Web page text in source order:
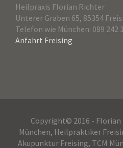
Heilpraxis Florian Richter
Unterer Graben 65, 85354
Telefon wie München: 089 242
Anfahrt Freising
Copyright© 2016 -
München, Heilpraktiker
Akupunktur Freising, TCM